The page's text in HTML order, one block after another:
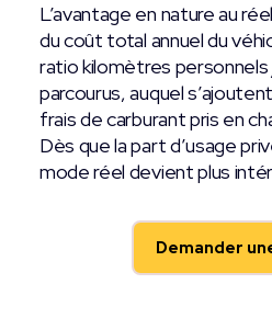
L’avantage en nature au
du coût total annuel du
ratio kilomètres
parcourus, auquel
frais de carburant pris en
Dès que la part d’usage
mode réel devient plus
Demander